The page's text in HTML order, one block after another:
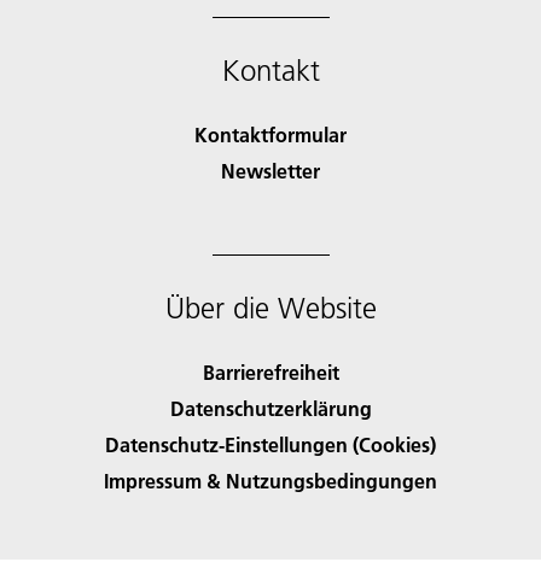
Kontakt
Kontaktformular
Newsletter
Über die Website
Barrierefreiheit
Datenschutzerklärung
Datenschutz-Einstellungen (Cookies)
Impressum & Nutzungsbedingungen